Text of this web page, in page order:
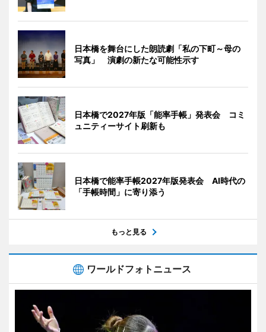
日本橋を舞台にした朗読劇「私の下町～母の
写真」 演劇の新たな可能性示す
日本橋で2027年版「能率手帳」発表会 コミ
ュニティーサイト刷新も
日本橋で能率手帳2027年版発表会 AI時代の
「手帳時間」に寄り添う
もっと見る
ワールドフォトニュース